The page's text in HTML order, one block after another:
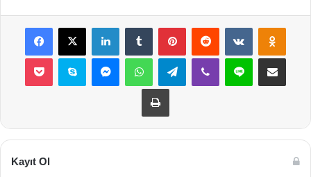
Facebook
X LinkedInTumblr PinterestReddit VKontakte
Pocket Skype MessengerWhatsAppTelegramViber Line E-Posta ile
Yazdır
Kayıt Ol